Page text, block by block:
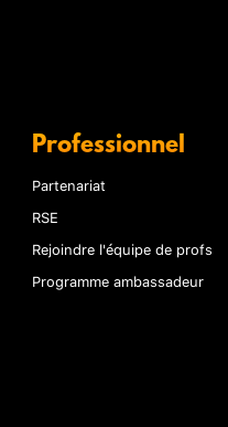
Professionnel
Partenariat
RSE
Rejoindre l'équipe de profs
Programme ambassadeur